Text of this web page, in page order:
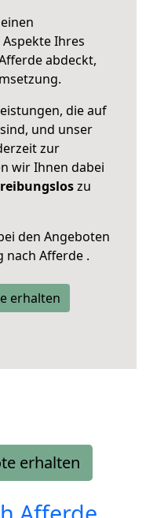
Ihres
abdeckt,
die auf
und unser
zur
wir Ihnen dabei
zu
den Angeboten
Afferde .
erhalten
erhalten